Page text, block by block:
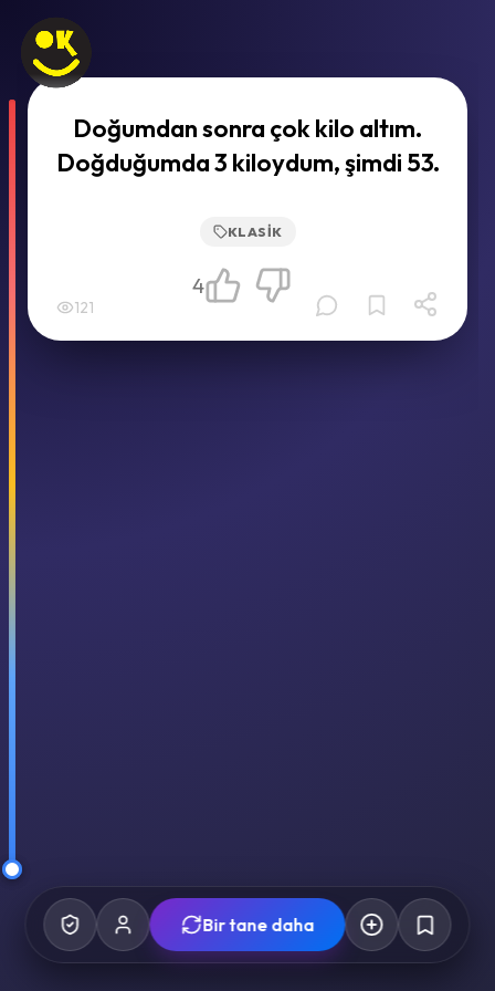
Doğumdan sonra çok kilo altım.
Doğduğumda 3 kiloydum, şimdi 53.
KLASIK
121
4
Bir tane daha